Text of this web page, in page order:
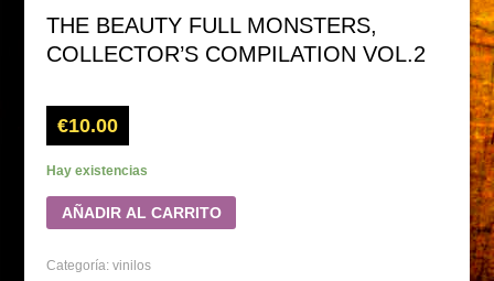
THE BEAUTY FULL MONSTERS,
COLLECTOR’S COMPILATION VOL.2
€10.00
Hay existencias
AÑADIR AL CARRITO
Categoría:vinilos